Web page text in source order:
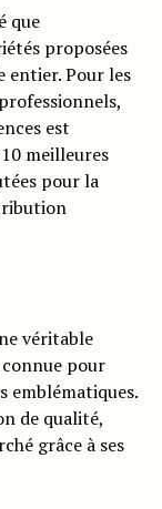
que
proposées
entier. Pour les
est
meilleures
pour la
véritable
pour
emblématiques.
de qualité,
grâce à ses